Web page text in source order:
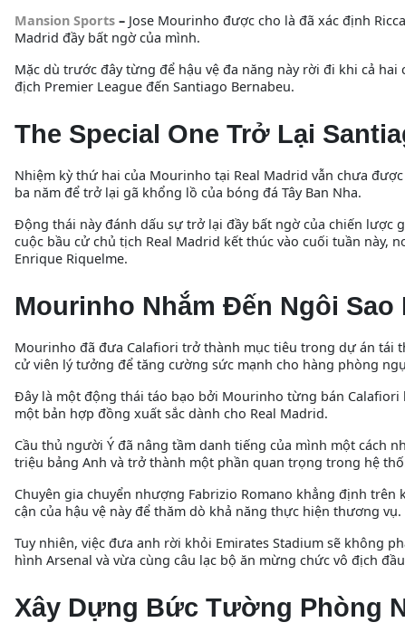
Mansion Sports – Jose Mourinho được cho là đã xác định
Madrid đầy bất ngờ của mình.
Mặc dù trước đây từng để hậu vệ đa năng này rời đi khi cả
địch Premier League đến Santiago Bernabeu.
The Special One Trở Lại
Nhiệm kỳ thứ hai của Mourinho tại Real Madrid vẫn chưa
ba năm để trở lại gã khổng lồ của bóng đá Tây Ban Nha.
Động thái này đánh dấu sự trở lại đầy bất ngờ của chiến
cuộc bầu cử chủ tịch Real Madrid kết thúc vào cuối tuần
Enrique Riquelme.
Mourinho Nhắm Đến Ngôi
Mourinho đã đưa Calafiori trở thành mục tiêu trong dự án tái
cử viên lý tưởng để tăng cường sức mạnh cho hàng phòng
Đây là một động thái táo bạo bởi Mourinho từng bán
một bản hợp đồng xuất sắc dành cho Real Madrid.
Cầu thủ người Ý đã nâng tầm danh tiếng của mình một cách
triệu bảng Anh và trở thành một phần quan trọng trong hệ
Chuyên gia chuyển nhượng Fabrizio Romano khẳng định
cận của hậu vệ này để thăm dò khả năng thực hiện thương vụ.
Tuy nhiên, việc đưa anh rời khỏi Emirates Stadium sẽ không
hình Arsenal và vừa cùng câu lạc bộ ăn mừng chức vô địch
Xây Dựng Bức Tường Phòng